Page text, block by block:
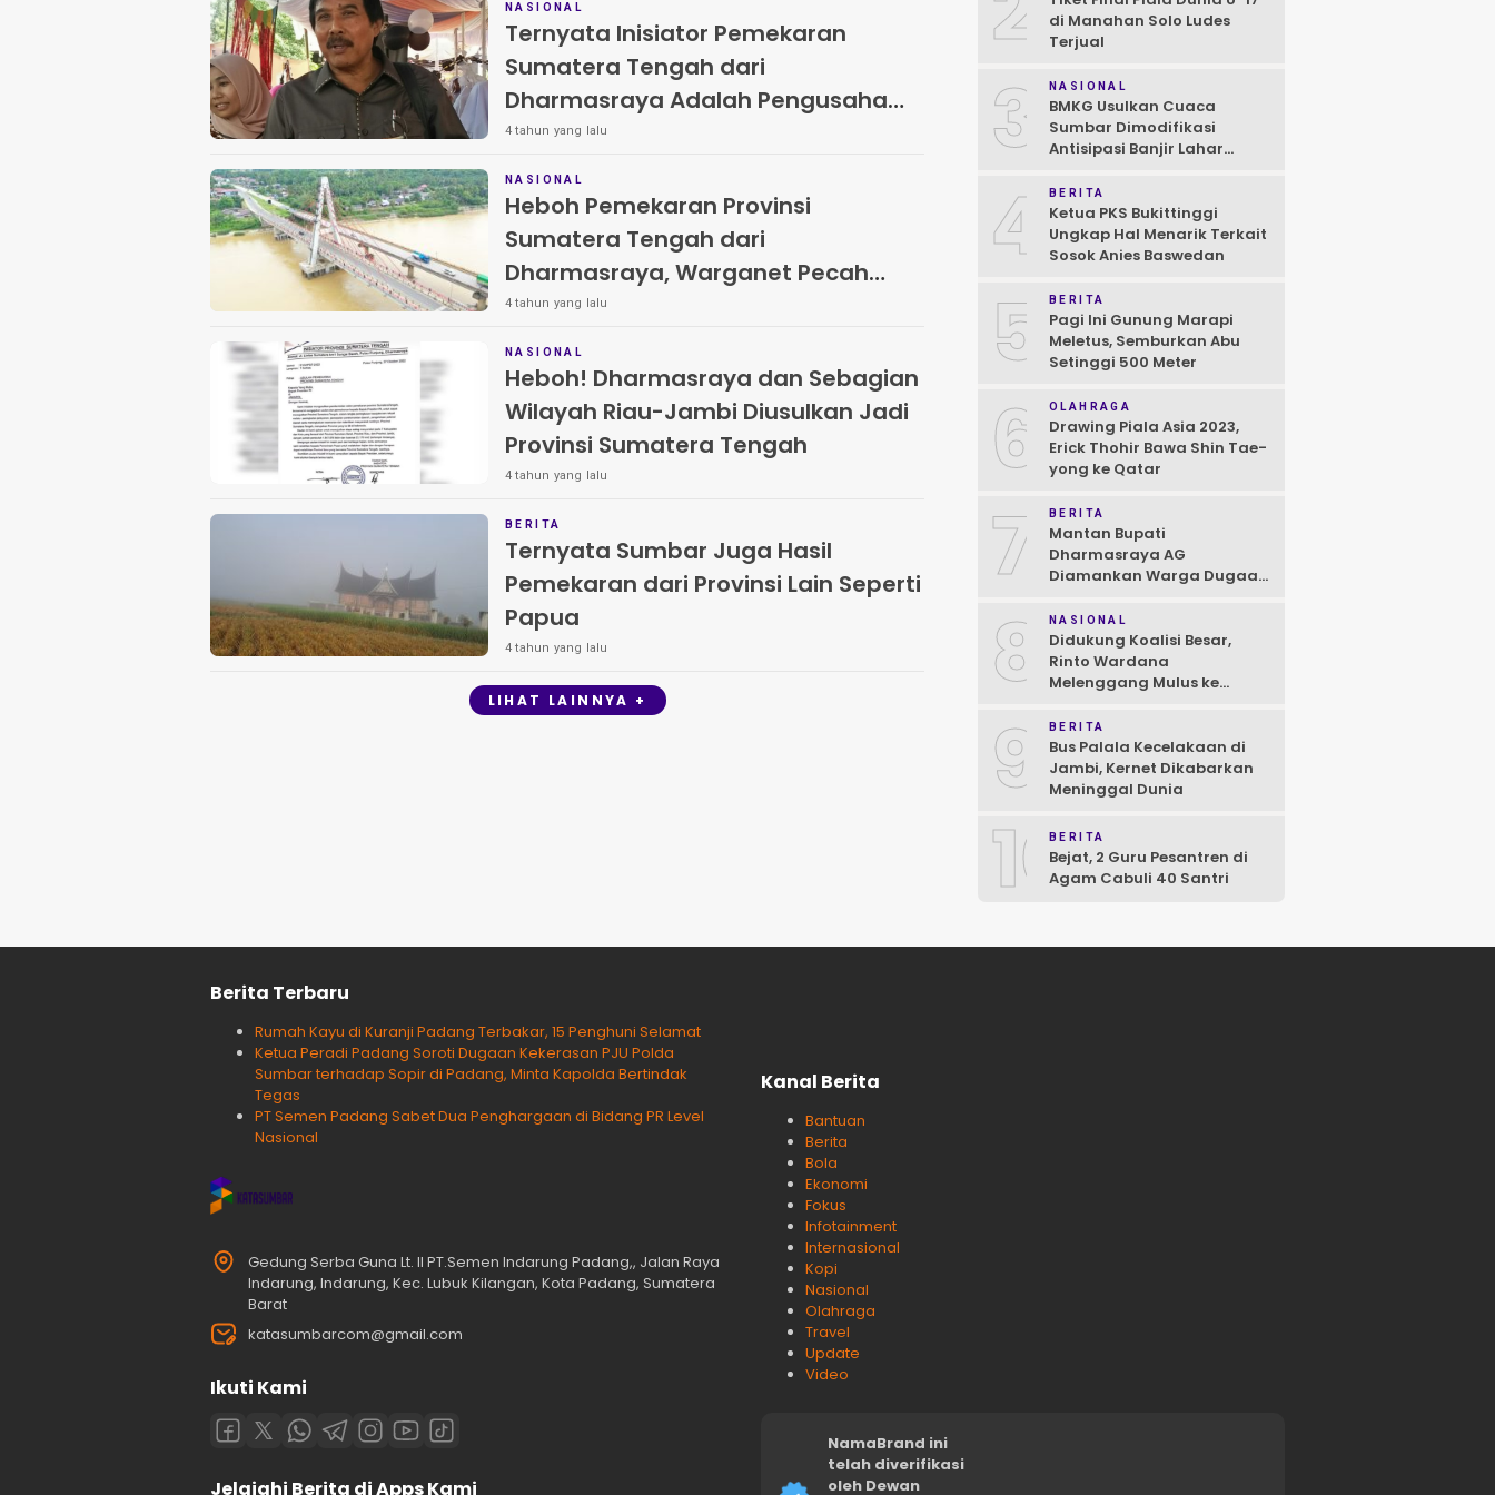
NASIONAL
Ternyata Inisiator Pemekaran
Sumatera Tengah dari
Dharmasraya Adalah Pengusaha
Besar, Ini Sosoknya
4 tahun yang lalu
NASIONAL
Heboh Pemekaran Provinsi
Sumatera Tengah dari
Dharmasraya, Warganet Pecah
Suara
4 tahun yang lalu
NASIONAL
Heboh! Dharmasraya dan Sebagian
Wilayah Riau-Jambi Diusulkan Jadi
Provinsi Sumatera Tengah
4 tahun yang lalu
BERITA
Ternyata Sumbar Juga Hasil
Pemekaran dari Provinsi Lain Seperti
Papua
4 tahun yang lalu
LIHAT LAINNYA +
di Manahan Solo Ludes
Terjual
3 NASIONAL
BMKG Usulkan Cuaca
Sumbar Dimodifikasi
Antisipasi Banjir Lahar
4 BERITA
Ketua PKS Bukittinggi
Ungkap Hal Menarik Terkait
Sosok Anies Baswedan
5 BERITA
Pagi Ini Gunung Marapi
Meletus, Semburkan Abu
Setinggi 500 Meter
6 OLAHRAGA
Drawing Piala Asia 2023,
Erick Thohir Bawa Shin Tae-
yong ke Qatar
7 BERITA
Mantan Bupati
Dharmasraya AG
Diamankan Warga Dugaan
8 NASIONAL
Didukung Koalisi Besar,
Rinto Wardana
Melenggang Mulus ke
Mentawai
9 BERITA
Bus Palala Kecelakaan di
Jambi, Kernet Dikabarkan
Meninggal Dunia
10BERITA
Bejat, 2 Guru Pesantren di
Agam Cabuli 40 Santri
Berita Terbaru
Rumah Kayu di Kuranji Padang Terbakar, 15 Penghuni Selamat
Ketua Peradi Padang Soroti Dugaan Kekerasan PJU Polda
Sumbar terhadap Sopir di Padang, Minta Kapolda Bertindak
Tegas
PT Semen Padang Sabet Dua Penghargaan di Bidang PR Level
Nasional
Gedung Serba Guna Lt. II PT.Semen Indarung Padang,, Jalan Raya
Indarung, Indarung, Kec. Lubuk Kilangan, Kota Padang, Sumatera
Barat
katasumbarcom@gmail.com
Ikuti Kami
Jelajahi Berita di Apps Kami
Kanal Berita
Bantuan
Berita
Bola
Ekonomi
Fokus
Infotainment
Internasional
Kopi
Nasional
Olahraga
Travel
Update
Video
NamaBrand ini
telah diverifikasi
oleh Dewan